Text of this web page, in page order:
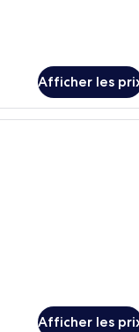
Afficher les
salon avec un canapé
Afficher les